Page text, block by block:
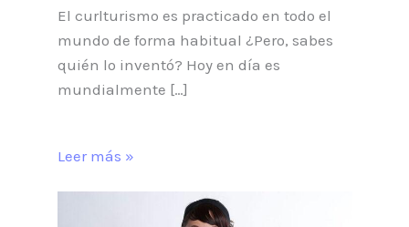
El curlturismo es practicado en todo el
mundo de forma habitual ¿Pero, sabes
quién lo inventó? Hoy en día es
mundialmente […]
Leer más »